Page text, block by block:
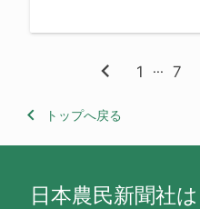
chevron_left 1 ... 7
keyboard_arrow_left トップへ戻る
日本農民新聞社は